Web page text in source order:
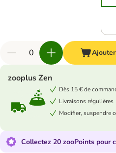
zooplus Zen
Dès 15 € de
Livraisons régulières
Modifier, suspendre
Collectez 20 zooPoints pour